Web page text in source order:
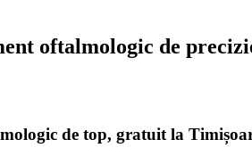
oftalmologic de
de top, gratuit la